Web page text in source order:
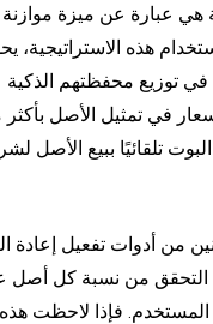
هي عبارة عن ميزة موازنة
هذه الاستراتيجية،
في توزيع محفظتهم الذكية
في تمثيل الأصل
تلقائيًا ببيع الأصل
من أدوات تفعيل إعادة
التحقق من نسبة كل أصل
فإذا لاحظت هذه